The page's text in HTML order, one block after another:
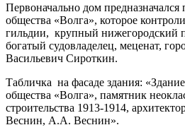
Первоначально дом предназначался
общества «Волга», которое
гильдии, крупный нижегородский
богатый судовладелец, меценат,
Васильевич Сироткин.
Табличка на фасаде здания:
общества «Волга», памятник
строительства 1913-1914,
Веснин, А.А. Веснин».